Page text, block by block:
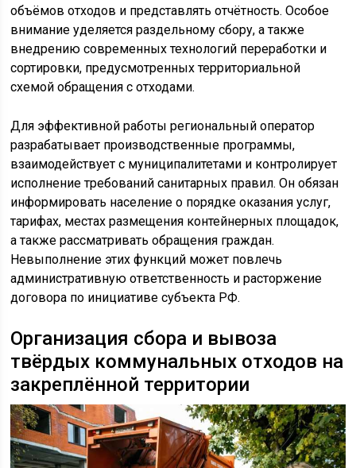
объёмов отходов и представлять отчётность. Особое
внимание уделяется раздельному сбору, а также
внедрению современных технологий переработки и
сортировки, предусмотренных территориальной
схемой обращения с отходами.
Для эффективной работы региональный оператор
разрабатывает производственные программы,
взаимодействует с муниципалитетами и контролирует
исполнение требований санитарных правил. Он обязан
информировать население о порядке оказания услуг,
тарифах, местах размещения контейнерных площадок,
а также рассматривать обращения граждан.
Невыполнение этих функций может повлечь
административную ответственность и расторжение
договора по инициативе субъекта РФ.
Организация сбора и вывоза
твёрдых коммунальных отходов на
закреплённой территории